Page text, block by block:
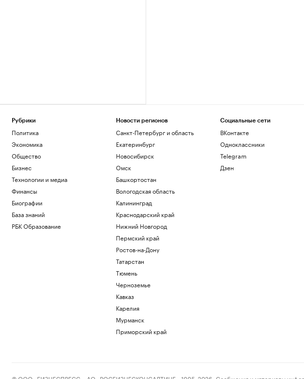
Рубрики
Политика
Экономика
Общество
Бизнес
Технологии и медиа
Финансы
Биографии
База знаний
РБК Образование
Новости регионов
Санкт-Петербург и область
Екатеринбург
Новосибирск
Омск
Башкортостан
Вологодская область
Калининград
Краснодарский край
Нижний Новгород
Пермский край
Ростов-на-Дону
Татарстан
Тюмень
Черноземье
Кавказ
Карелия
Мурманск
Приморский край
Социальные сети
ВКонтакте
Одноклассники
Telegram
Дзен